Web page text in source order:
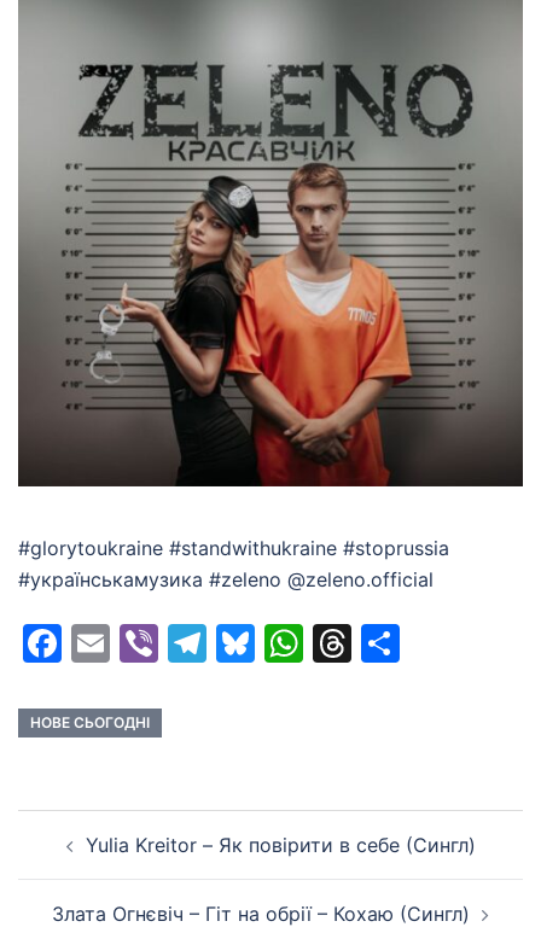
#glorytoukraine #standwithukraine #stoprussia
#українськамузика #zeleno @zeleno.official
Facebook
EmailViberTelegram
Bluesky
WhatsApp
Threads
НОВЕ СЬОГОДНІ
navigation
Yulia Kreitor – Як повірити в себе (Сингл)
Злата Огнєвіч – Гіт на обрії – Кохаю (Сингл)